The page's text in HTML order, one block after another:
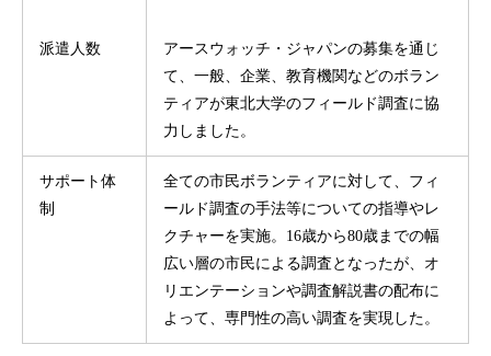
派遣人数
アースウォッチ・ジャパンの募集を通じ
て、一般、企業、教育機関などのボラン
ティアが東北大学のフィールド調査に協
力しました。
サポート体
制
全ての市民ボランティアに対して、フィ
ールド調査の手法等についての指導やレ
クチャーを実施。16歳から80歳までの幅
広い層の市民による調査となったが、オ
リエンテーションや調査解説書の配布に
よって、専門性の高い調査を実現した。